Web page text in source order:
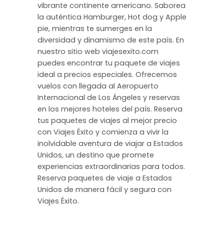
vibrante continente americano. Saborea
la auténtica Hamburger, Hot dog y Apple
pie, mientras te sumerges en la
diversidad y dinamismo de este país. En
nuestro sitio web viajesexito.com
puedes encontrar tu paquete de viajes
ideal a precios especiales. Ofrecemos
vuelos con llegada al Aeropuerto
Internacional de Los Ángeles y reservas
en los mejores hoteles del país. Reserva
tus paquetes de viajes al mejor precio
con Viajes Éxito y comienza a vivir la
inolvidable aventura de viajar a Estados
Unidos, un destino que promete
experiencias extraordinarias para todos.
Reserva paquetes de viaje a Estados
Unidos de manera fácil y segura con
Viajes Éxito.